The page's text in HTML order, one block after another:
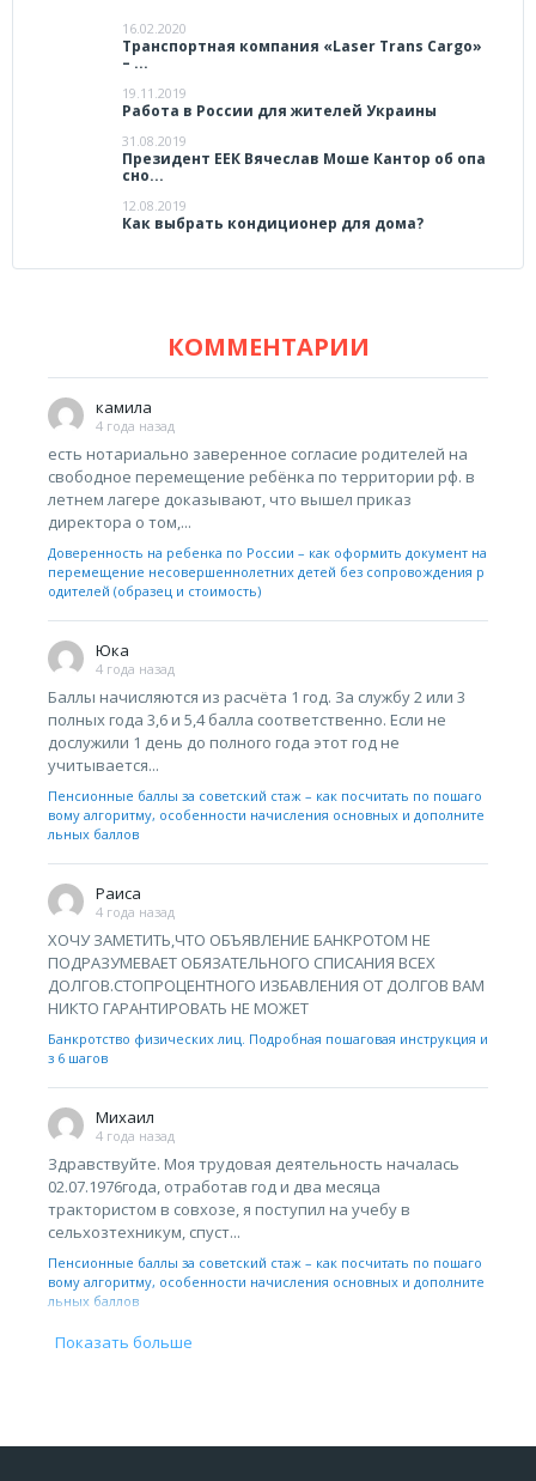
16.02.2020
Транспортная компания «Laser Trans Cargo»
– ...
19.11.2019
Работа в России для жителей Украины
31.08.2019
Президент ЕЕК Вячеслав Моше Кантор об опа
сно...
12.08.2019
Как выбрать кондиционер для дома?
КОММЕНТАРИИ
камила
4 года назад
есть нотариально заверенное согласие родителей на
свободное перемещение ребёнка по территории рф. в
летнем лагере доказывают, что вышел приказ
директора о том,...
Доверенность на ребенка по России – как оформить документ на
перемещение несовершеннолетних детей без сопровождения р
одителей (образец и стоимость)
Юка
4 года назад
Баллы начисляются из расчёта 1 год. За службу 2 или 3
полных года 3,6 и 5,4 балла соответственно. Если не
дослужили 1 день до полного года этот год не
учитывается...
Пенсионные баллы за советский стаж – как посчитать по пошаго
вому алгоритму, особенности начисления основных и дополните
льных баллов
Раиса
4 года назад
ХОЧУ ЗАМЕТИТЬ,ЧТО ОБЪЯВЛЕНИЕ БАНКРОТОМ НЕ
ПОДРАЗУМЕВАЕТ ОБЯЗАТЕЛЬНОГО СПИСАНИЯ ВСЕХ
ДОЛГОВ.СТОПРОЦЕНТНОГО ИЗБАВЛЕНИЯ ОТ ДОЛГОВ ВАМ
НИКТО ГАРАНТИРОВАТЬ НЕ МОЖЕТ
Банкротство физических лиц. Подробная пошаговая инструкция и
з 6 шагов
Михаил
4 года назад
Здравствуйте. Моя трудовая деятельность началась
02.07.1976года, отработав год и два месяца
трактористом в совхозе, я поступил на учебу в
сельхозтехникум, спуст...
Пенсионные баллы за советский стаж – как посчитать по пошаго
вому алгоритму, особенности начисления основных и дополните
льных баллов
Показать больше